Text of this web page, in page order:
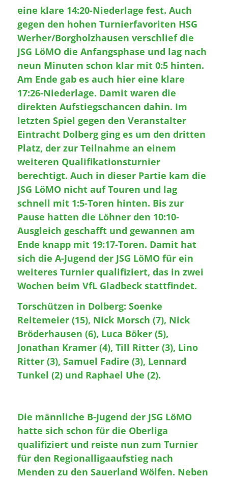
eine klare 14:20-Niederlage fest. Auch
gegen den hohen Turnierfavoriten HSG
Werher/Borgholzhausen verschlief die
JSG LöMO die Anfangsphase und lag nach
neun Minuten schon klar mit 0:5 hinten.
Am Ende gab es auch hier eine klare
17:26-Niederlage. Damit waren die
direkten Aufstiegschancen dahin. Im
letzten Spiel gegen den Veranstalter
Eintracht Dolberg ging es um den dritten
Platz, der zur Teilnahme an einem
weiteren Qualifikationsturnier
berechtigt. Auch in dieser Partie kam die
JSG LöMO nicht auf Touren und lag
schnell mit 1:5-Toren hinten. Bis zur
Pause hatten die Löhner den 10:10-
Ausgleich geschafft und gewannen am
Ende knapp mit 19:17-Toren. Damit hat
sich die A-Jugend der JSG LöMO für ein
weiteres Turnier qualifiziert, das in zwei
Wochen beim VfL Gladbeck stattfindet.
Torschützen in Dolberg: Soenke
Reitemeier (15), Nick Morsch (7), Nick
Bröderhausen (6), Luca Böker (5),
Jonathan Kramer (4), Till Ritter (3), Lino
Ritter (3), Samuel Fadire (3), Lennard
Tunkel (2) und Raphael Uhe (2).
Die männliche B-Jugend der JSG LöMO
hatte sich schon für die Oberliga
qualifiziert und reiste nun zum Turnier
für den Regionalligaaufstieg nach
Menden zu den Sauerland Wölfen. Neben